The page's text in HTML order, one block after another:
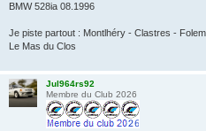
BMW 528ia 08.1996
Je piste partout : Montlhéry - Clastres -
Le Mas du Clos
Jul964rs92
Membre du Club 2026